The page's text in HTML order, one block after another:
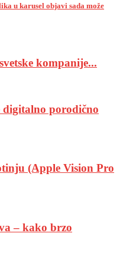
u karusel objavi sada može
kompanije...
digitalno porodično
(Apple Vision Pro
– kako brzo